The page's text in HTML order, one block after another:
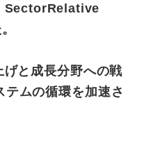
SectorRelative
と成長分野への戦
ムの循環を加速さ